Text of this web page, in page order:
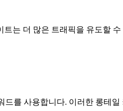
는 더 많은 트래픽을 유도할
를 사용합니다. 이러한 롱테